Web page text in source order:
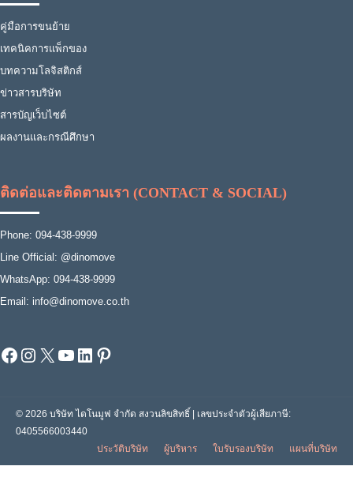
คู่มือการขนย้าย
เทคนิคการแพ็กของ
บทความโลจิสติกส์
ข่าวสารบริษัท
สารบัญเว็บไซต์
ผลงานและกรณีศึกษา
ติดต่อและติดตามเรา (CONTACT & SOCIAL)
Phone: 094-438-9999
Line Official: @dinomove
WhatsApp: 094-438-9999
Email: info@dinomove.co.th
Facebook
Instagram
X YouTube
LinkedIn
Pinterest
© 2026 บริษัท ไดโนมูฟ จำกัด สงวนลิขสิทธิ์ | เลขประจำตัวผู้เสียภาษี:
0405566003440
ประวัติบริษัท
ผู้บริหาร ใบรับรองบริษัท แผนที่บริษัท